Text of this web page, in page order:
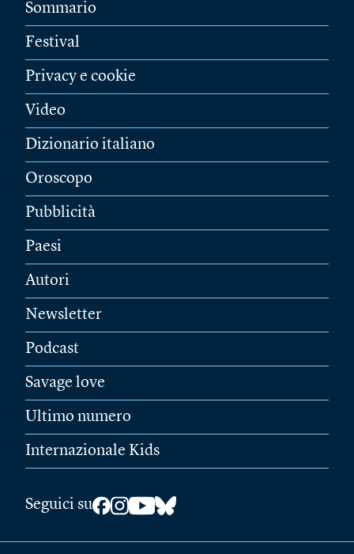
Sommario
Festival
Privacy e cookie
Video
Dizionario italiano
Oroscopo
Pubblicità
Paesi
Autori
Newsletter
Podcast
Savage love
Ultimo numero
Internazionale Kids
Seguici su